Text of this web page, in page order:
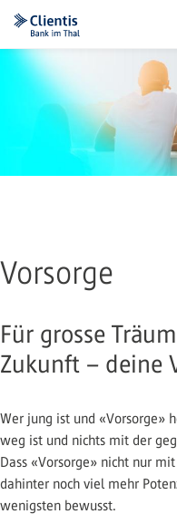
Vorsorge
Für grosse
Zukunft – deine
Wer jung ist und «Vorsorge»
weg ist und nichts mit der
Dass «Vorsorge» nicht nur
dahinter noch viel mehr
wenigsten bewusst.